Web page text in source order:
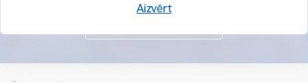
Aizvērt